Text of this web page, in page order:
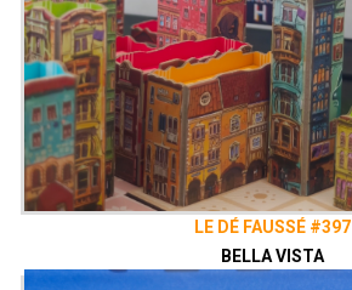
Présenté parBar Loufoque,
Alex,Zephiriel&Sam
Twitter @ledefausse
InstagramLe Dé Faussé
FacebookLe Dé Faussé
LE DÉ FAUSSÉ #397
BELLA VISTA